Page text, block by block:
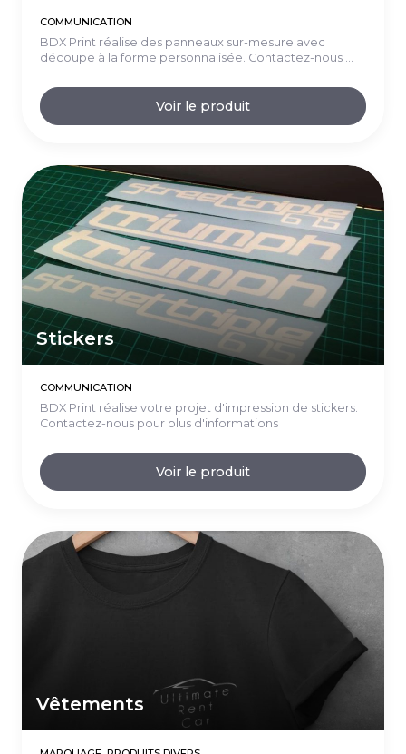
COMMUNICATION
BDX Print réalise des panneaux sur-mesure avec
découpe à la forme personnalisée. Contactez-nous ...
Voir le produit
Stickers
COMMUNICATION
BDX Print réalise votre projet d'impression de stickers.
Contactez-nous pour plus d'informations
Voir le produit
Vêtements